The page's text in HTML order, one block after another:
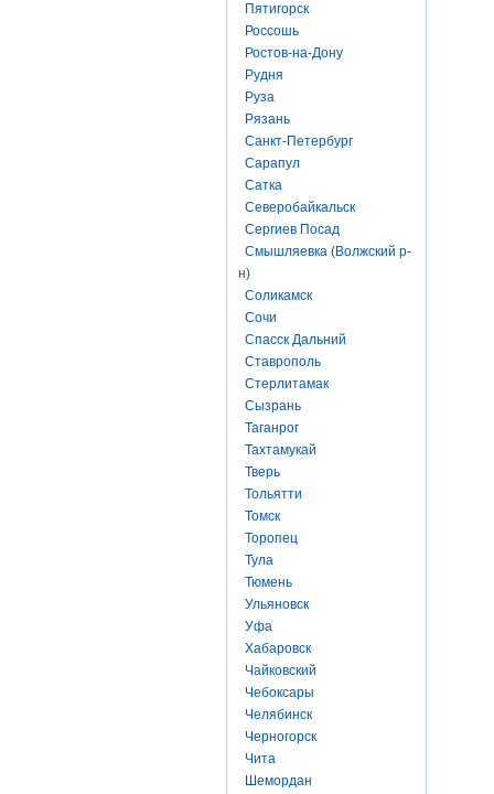
Пятигорск
Россошь
Ростов-на-Дону
Рудня
Руза
Рязань
Санкт-Петербург
Сарапул
Сатка
Северобайкальск
Сергиев Посад
Смышляевка (Волжский р-
н)
Соликамск
Сочи
Спасск Дальний
Ставрополь
Стерлитамак
Сызрань
Таганрог
Тахтамукай
Тверь
Тольятти
Томск
Торопец
Тула
Тюмень
Ульяновск
Уфа
Хабаровск
Чайковский
Чебоксары
Челябинск
Черногорск
Чита
Шемордан